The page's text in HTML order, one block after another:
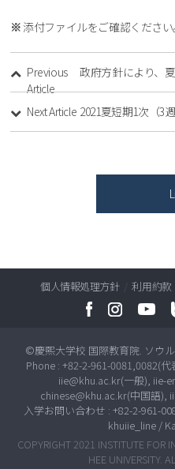
※添付ファイルをご確認ください
Previous
Article
Next Article
個人情報処理方針 利用約款
©慶熙大学校 国際教育院. ソウ
Phone : +82-2-961-0081,0082(
iie@khu.ac.kr(一般), iie-
chinese@khu.ac.kr(中国語),
入学お問い合わせ : +82-2-961-
khuiie_line /
COPYRIGHT 2021 INSTITUTE FOR
HEE UNIVERSITY.